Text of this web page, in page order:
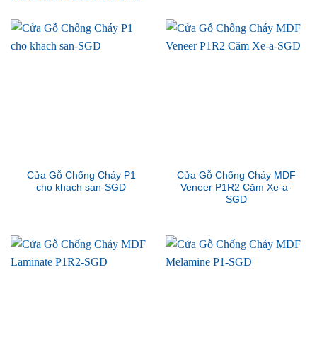
Cửa Gỗ Chống Cháy P1
cho khach san-SGD
Cửa Gỗ Chống Cháy MDF
Veneer P1R2 Căm Xe-a-
SGD